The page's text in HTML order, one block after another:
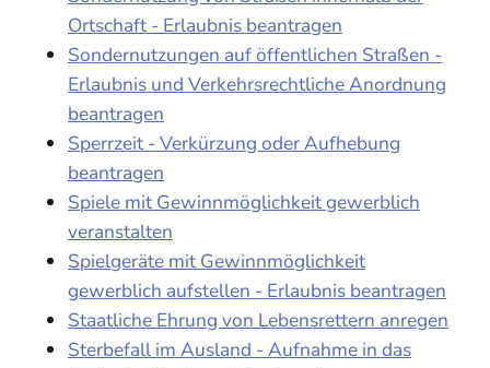
Ortschaft - Erlaubnis beantragen
Sondernutzungen auf öffentlichen Straßen -
Erlaubnis und Verkehrsrechtliche Anordnung
beantragen
Sperrzeit - Verkürzung oder Aufhebung
beantragen
Spiele mit Gewinnmöglichkeit gewerblich
veranstalten
Spielgeräte mit Gewinnmöglichkeit
gewerblich aufstellen - Erlaubnis beantragen
Staatliche Ehrung von Lebensrettern anregen
Sterbefall im Ausland - Aufnahme in das